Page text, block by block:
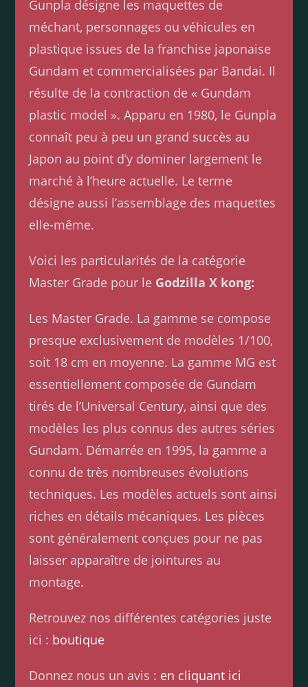
Gunpla désigne les maquettes de
méchant, personnages ou véhicules en
plastique issues de la franchise japonaise
Gundam et commercialisées par Bandai. Il
résulte de la contraction de « Gundam
plastic model ». Apparu en 1980, le Gunpla
connaît peu à peu un grand succès au
Japon au point d’y dominer largement le
marché à l’heure actuelle. Le terme
désigne aussi l’assemblage des maquettes
elle-même.
Voici les particularités de la catégorie
Master Grade pour le Godzilla X kong:
Les Master Grade. La gamme se compose
presque exclusivement de modèles 1/100,
soit 18 cm en moyenne. La gamme MG est
essentiellement composée de Gundam
tirés de l’Universal Century, ainsi que des
modèles les plus connus des autres séries
Gundam. Démarrée en 1995, la gamme a
connu de très nombreuses évolutions
techniques. Les modèles actuels sont ainsi
riches en détails mécaniques. Les pièces
sont généralement conçues pour ne pas
laisser apparaître de jointures au
montage.
Retrouvez nos différentes catégories juste
ici : boutique
Donnez nous un avis : en cliquant ici